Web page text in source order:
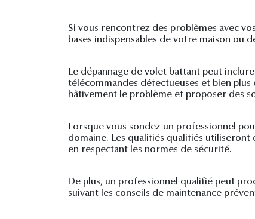
Si vous rencontrez des problèmes avec
bases indispensables de votre maison
Le dépannage de volet battant peut
télécommandes défectueuses et bien
hâtivement le problème et proposer des
Lorsque vous sondez un professionnel
domaine. Les qualifiés qualifiés
en respectant les normes de sécurité.
De plus, un professionnel qualifié peut
suivant les conseils de maintenance